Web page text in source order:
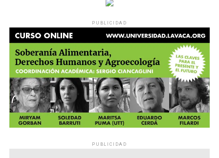
PUBLICIDAD
PUBLICIDAD